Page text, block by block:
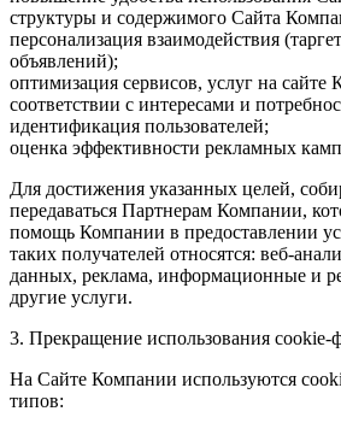
структуры и содержимого Сайта
персонализация взаимодействия
объявлений);
оптимизация сервисов, услуг на сайте
соответствии с интересами и
идентификация пользователей;
оценка эффективности рекламных
Для достижения указанных целей,
передаваться Партнерам Компании,
помощь Компании в предоставлении
таких получателей относятся: веб-
данных, реклама, информационные и
другие услуги.
3. Прекращение использования cookie-
На Сайте Компании используются
типов: